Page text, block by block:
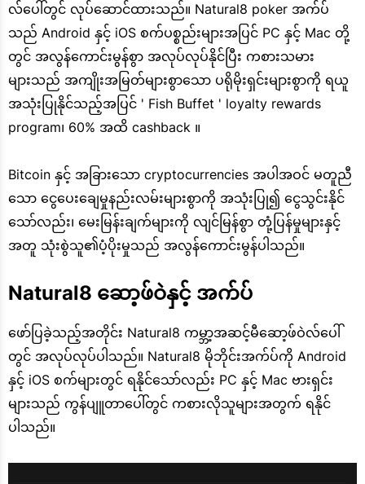
လ်ပေါ်တွင် လုပ်ဆောင်ထားသည်။ Natural8 poker အက်ပ်
သည် Android နှင့် iOS စက်ပစ္စည်းများအပြင် PC နှင့် Mac တို့
တွင် အလွန်ကောင်းမွန်စွာ အလုပ်လုပ်နိုင်ပြီး ကစားသမား
များသည် အကျိုးအမြတ်များစွာသော ပရိုမိုးရှင်းများစွာကို ရယူ
အသုံးပြုနိုင်သည့်အပြင် ' Fish Buffet ' loyalty rewards
program၊ 60% အထိ cashback ။
Bitcoin နှင့် အခြားသော cryptocurrencies အပါအဝင် မတူညီ
သော ငွေပေးချေမှုနည်းလမ်းများစွာကို အသုံးပြု၍ ငွေသွင်းနိုင်
သော်လည်း၊ မေးမြန်းချက်များကို လျင်မြန်စွာ တုံ့ပြန်မှုများနှင့်
အတူ သုံးစွဲသူ၏ပံ့ပိုးမှုသည် အလွန်ကောင်းမွန်ပါသည်။
Natural8 ဆော့ဖ်ဝဲနှင့် အက်ပ်
ဖော်ပြခဲ့သည့်အတိုင်း Natural8 ကမ္ဘာ့အဆင့်မီဆော့ဖ်ဝဲလ်ပေါ်
တွင် အလုပ်လုပ်ပါသည်။ Natural8 မိုဘိုင်းအက်ပ်ကို Android
နှင့် iOS စက်များတွင် ရနိုင်သော်လည်း PC နှင့် Mac ဗားရှင်း
များသည် ကွန်ပျူတာပေါ်တွင် ကစားလိုသူများအတွက် ရနိုင်
ပါသည်။